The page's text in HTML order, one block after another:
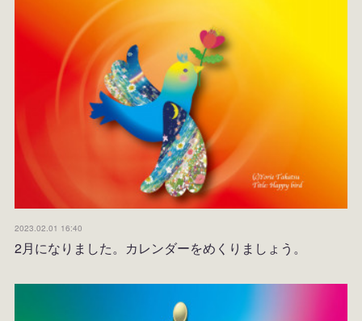
2023.02.01 16:40
2月になりました。カレンダーをめくりましょう。